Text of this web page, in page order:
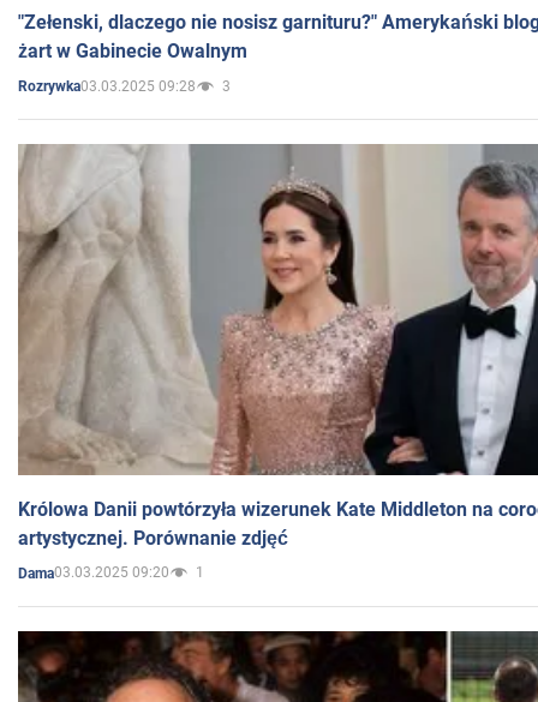
"Zełenski, dlaczego nie nosisz garnituru?" Amerykański
żart w Gabinecie Owalnym
Rozrywka03.03.2025 09:28 3
Królowa Danii powtórzyła wizerunek Kate Middleton na
artystycznej. Porównanie zdjęć
Dama03.03.2025 09:20 1